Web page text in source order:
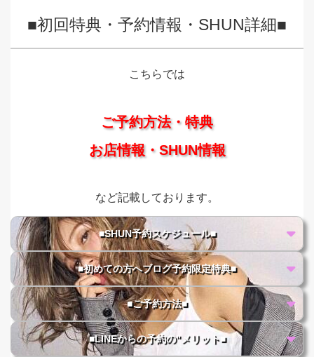
■初回特典・予約情報・SHUN詳細■
こちらでは
ご予約方法・特典
お店情報・SHUN情報
など記載しております。
■SHUN予約スケジュール■
■初めての方へブログ予約限定特典■
■ご予約方法■
■LINEからの予約の"メリット■